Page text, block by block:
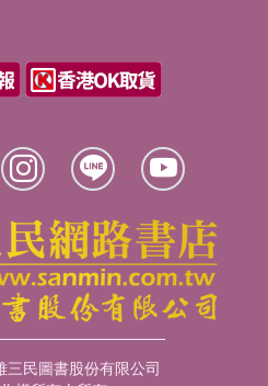
三民圖書股份有限公司